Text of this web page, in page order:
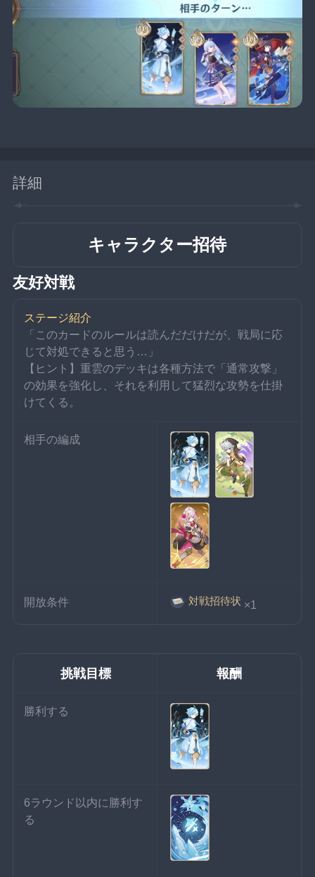
詳細
キャラクター招待
友好対戦
ステージ紹介
「このカードのルールは読んだだけだが、戦局に応
じて対処できると思う…」
【ヒント】重雲のデッキは各種方法で「通常攻撃」
の効果を強化し、それを利用して猛烈な攻勢を仕掛
けてくる。
相手の編成
開放条件 対戦招待状 ×1
挑戦目標 報酬
勝利する
6ラウンド以内に勝利す
る